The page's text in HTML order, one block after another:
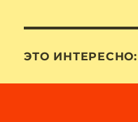
ЭТО ИНТЕРЕСНО: